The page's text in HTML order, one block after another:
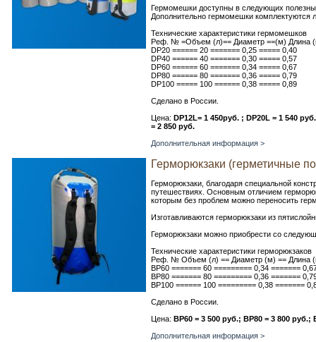
Гермомешки доступны в следующих
Дополнительно гермомешки комплектуются
Технические характеристики гермомешков
Реф. № =Объем (л)== Диаметр ==(м) Длина
DP20 ====== 20 ======= 0,25 ===== 0,40
DP40 ====== 40 ======= 0,30 ===== 0,57
DP60 ====== 60 ======= 0,34 ===== 0,67
DP80 ====== 80 ======= 0,36 ===== 0,79
DP100 ===== 100 ====== 0,38 ===== 0,89
Сделано в России.
Цена: DP12L= 1 450руб. ; DP20L = 1 540
= 2 850 руб.
Дополнительная информация >
Герморюкзаки (герметичные
Герморюкзаки, благодаря специальной
путешествиях. Основным отличием
которым без проблем можно переносить
Изготавливаются герморюкзаки из
Герморюкзаки можно приобрести со
Технические характеристики герморюкзаков
Реф. № Объем (л) == Диаметр (м) == Длина
BP60 ======= 60 ========= 0,34 =======
BP80 ======= 80 ========= 0,36 =======
BP100 ====== 100 ========= 0,38 =======
Сделано в России.
Цена: BP60 = 3 500 руб.; BP80 = 3 800 руб.;
Дополнительная информация >